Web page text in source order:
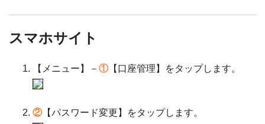
スマホサイト
【メニュー】－ ①【口座管理】をタップします。
②【パスワード変更】をタップします。